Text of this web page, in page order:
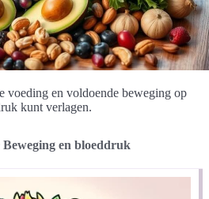
voeding en voldoende beweging op
kunt verlagen.
en bloeddruk